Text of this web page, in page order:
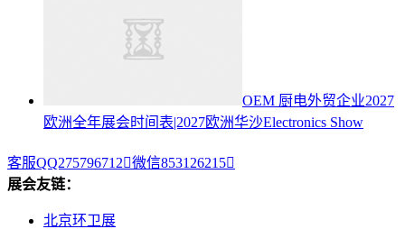
OEM 厨电外贸企业2027
欧洲全年展会时间表|2027欧洲华沙Electronics Show
客服QQ275796712微信853126215
展会友链：
北京环卫展